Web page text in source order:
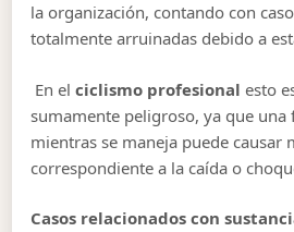
la organización, contando con
totalmente arruinadas debido a
En elciclismo profesional esto
sumamente peligroso, ya que una
mientras se maneja puede causar
correspondiente a la caída o
Casos relacionados con